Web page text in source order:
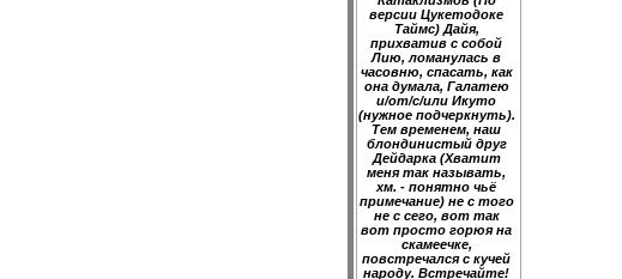
версии Цукетодоке
Таймс) Дайя,
прихватив с собой
Лию, ломанулась в
часовню, спасать, как
она думала, Галатею
и/от/с/или Икуто
(нужное подчеркнуть).
Тем временем, наш
блондинистый друг
Дейдарка (Хватит
меня так называть,
хм. - понятно чьё
примечание) не с того
не с сего, вот так
вот просто горюя на
скамеечке,
повстречался с кучей
народу. Встречайте!